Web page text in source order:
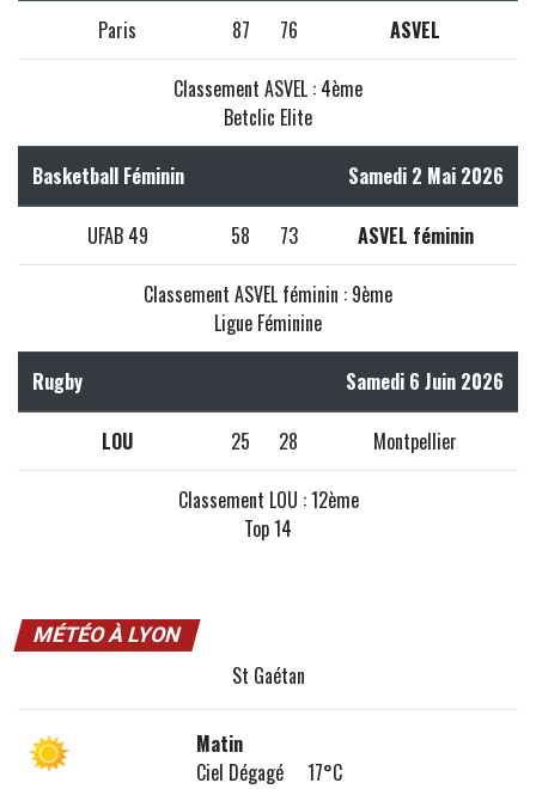
Paris 87 76 ASVEL
Classement ASVEL : 4ème
Betclic Elite
Basketball Féminin Samedi 2 Mai 2026
UFAB 49 58 73 ASVEL féminin
Classement ASVEL féminin : 9ème
Ligue Féminine
Rugby Samedi 6 Juin 2026
LOU 25 28 Montpellier
Classement LOU : 12ème
Top 14
MÉTÉO À LYON
St Gaétan
Matin
Ciel Dégagé 17°C